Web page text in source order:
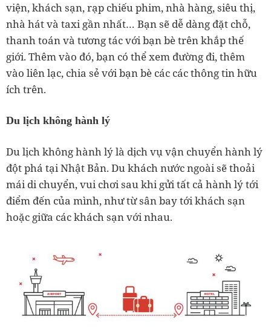
viện, khách sạn, rạp chiếu phim, nhà hàng, siêu thị,
nhà hát và taxi gần nhất… Bạn sẽ dễ dàng đặt chỗ,
thanh toán và tương tác với bạn bè trên khắp thế
giới. Thêm vào đó, bạn có thể xem đường đi, thêm
vào liên lạc, chia sẻ với bạn bè các các thông tin hữu
ích trên.
Du lịch không hành lý
Du lịch không hành lý là dịch vụ vận chuyển hành lý
đột phá tại Nhật Bản. Du khách nước ngoài sẽ thoải
mái di chuyển, vui chơi sau khi gửi tất cả hành lý tới
điểm đến của mình, như từ sân bay tới khách sạn
hoặc giữa các khách sạn với nhau.